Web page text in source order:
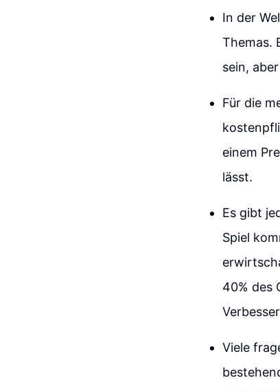
In der
Themas.
sein,
Für die
einem
lässt.
Es gibt
Spiel
40% des
Viele